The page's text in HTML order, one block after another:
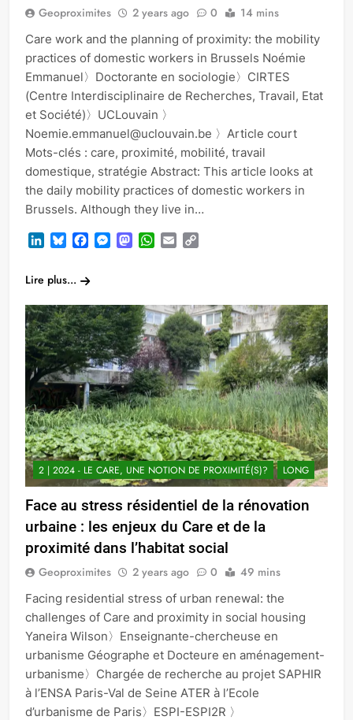
Geoproximites 2 years ago 0 14 mins
Care work and the planning of proximity: the mobility
practices of domestic workers in Brussels Noémie
Emmanuel〉Doctorante en sociologie〉CIRTES
(Centre Interdisciplinaire de Recherches, Travail, Etat
et Société)〉UCLouvain 〉
Noemie.emmanuel@uclouvain.be 〉Article court
Mots-clés : care, proximité, mobilité, travail
domestique, stratégie Abstract: This article looks at
the daily mobility practices of domestic workers in
Brussels. Although they live in…
LinkedInBlueskyFacebook
Messenger
Mastodon
WhatsApp
Email
Lire plus...
2 | 2024 - LE CARE, UNE NOTION DE PROXIMITÉ(S)? LONG
Face au stress résidentiel de la rénovation
urbaine : les enjeux du Care et de la
proximité dans l’habitat social
Geoproximites 2 years ago 0 49 mins
Facing residential stress of urban renewal: the
challenges of Care and proximity in social housing
Yaneira Wilson〉Enseignante-chercheuse en
urbanisme Géographe et Docteure en aménagement-
urbanisme〉Chargée de recherche au projet SAPHIR
à l’ENSA Paris-Val de Seine ATER à l’Ecole
d’urbanisme de Paris〉ESPI-ESPI2R 〉